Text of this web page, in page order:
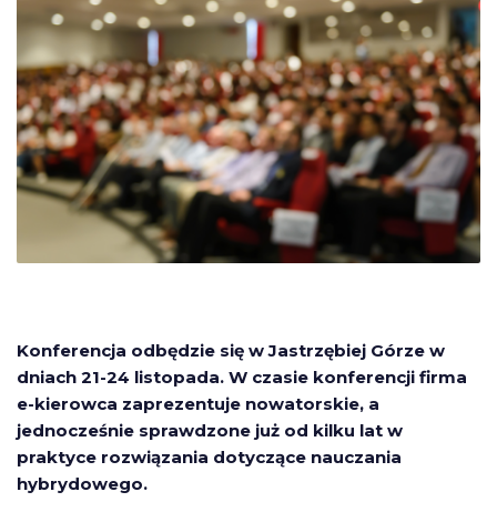
Konferencja odbędzie się w Jastrzębiej Górze w
dniach 21-24 listopada. W czasie konferencji firma
e-kierowca zaprezentuje nowatorskie, a
jednocześnie sprawdzone już od kilku lat w
praktyce rozwiązania dotyczące nauczania
hybrydowego.